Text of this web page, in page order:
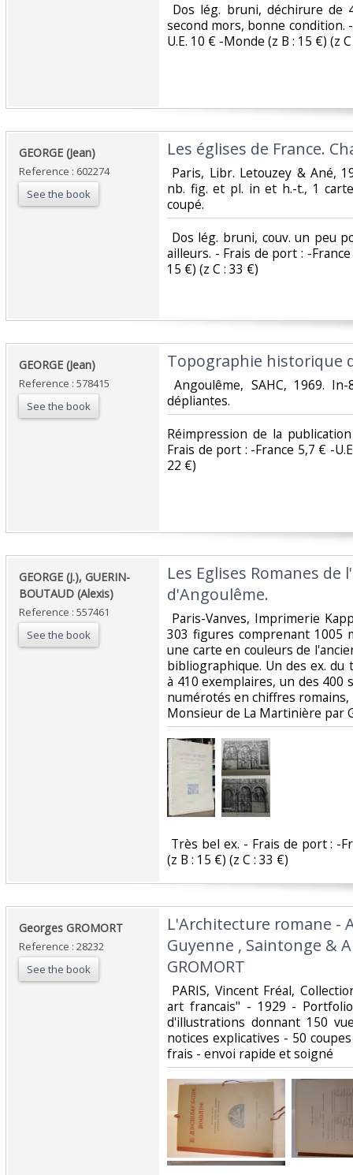
Dos lég. bruni, déchirure
second mors, bonne condition.
U.E. 10 € -Monde (z B : 15 €) (z
‎GEORGE (Jean)‎
Reference : 602274
See the book
‎Les églises de France.
Paris, Libr. Letouzey & Ané,
nb. fig. et pl. in et h.-t., 1
coupé. ‎
Dos lég. bruni, couv. un peu
ailleurs. - Frais de port : -
15 €) (z C : 33 €) ‎
‎GEORGE (Jean)‎
Reference : 578415
See the book
‎Topographie historique
Angoulême, SAHC, 1969.
dépliantes. ‎
‎Réimpression de la
Frais de port : -France 5,7 € -
22 €) ‎
‎GEORGE (J.), GUERIN-
BOUTAUD (Alexis)‎
Reference : 557461
See the book
‎Les Eglises Romanes de
d'Angoulême.‎
Paris-Vanves, Imprimerie
303 figures comprenant
une carte en couleurs de
bibliographique. Un des ex.
à 410 exemplaires, un des 400
numérotés en chiffres romains,
Monsieur de La Martinière par
Très bel ex. - Frais de port : -
(z B : 15 €) (z C : 33 €) ‎
‎Georges GROMORT‎
Reference : 28232
See the book
‎L'Architecture romane -
Guyenne , Saintonge &
GROMORT‎
PARIS, Vincent Fréal,
art francais" - 1929 -
d'illustrations donnant 150
notices explicatives - 50
frais - envoi rapide et soigné‎